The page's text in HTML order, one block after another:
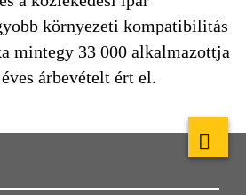
környezeti kompatibilitás
mintegy 33 000 alkalmazottja
árbevételt ért el.